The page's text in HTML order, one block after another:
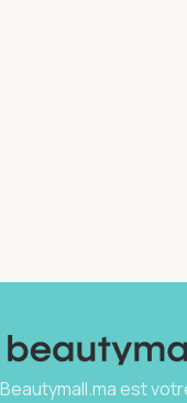
Beautymall.ma est